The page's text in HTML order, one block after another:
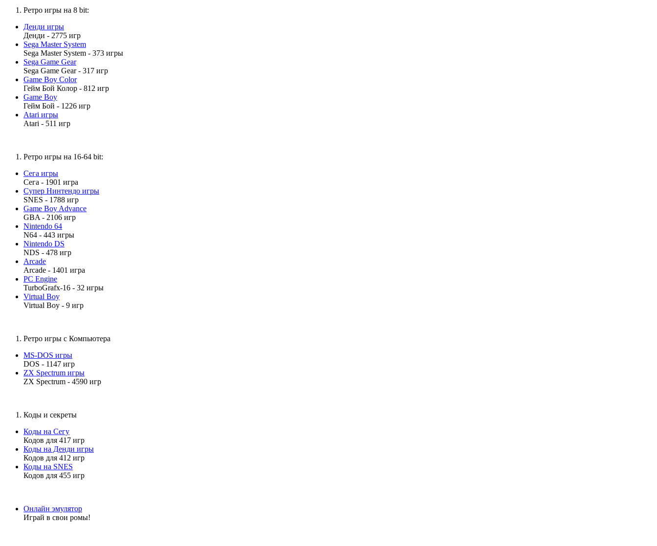
Ретро игры на 8 bit:
Денди игры
Денди - 2775 игр
Sega Master System
Sega Master System - 373 игры
Sega Game Gear
Sega Game Gear - 317 игр
Game Boy Color
Гейм Бой Колор - 812 игр
Game Boy
Гейм Бой - 1226 игр
Atari игры
Atari - 511 игр
Ретро игры на 16-64 bit:
Сега игры
Сега - 1901 игра
Супер Нинтендо игры
SNES - 1788 игр
Game Boy Advance
GBA - 2106 игр
Nintendo 64
N64 - 443 игры
Nintendo DS
NDS - 478 игр
Arcade
Arcade - 1401 игра
PC Engine
TurboGrafx-16 - 32 игры
Virtual Boy
Virtual Boy - 9 игр
Ретро игры с Компьютера
MS-DOS игры
DOS - 1147 игр
ZX Spectrum игры
ZX Spectrum - 4590 игр
Коды и секреты
Коды на Сегу
Кодов для 417 игр
Коды на Денди игры
Кодов для 412 игр
Коды на SNES
Кодов для 455 игр
Онлайн эмулятор
Играй в свои ромы!